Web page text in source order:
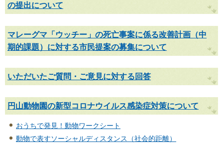
の提出について
マレーグマ「ウッチー」の死亡事案に係る改善計画（中
期的課題）に対する市民提案の募集について
いただいたご質問・ご意見に対する回答
円山動物園の新型コロナウイルス感染症対策について
おうちで発見！動物ワークシート
動物で表すソーシャルディスタンス（社会的距離）